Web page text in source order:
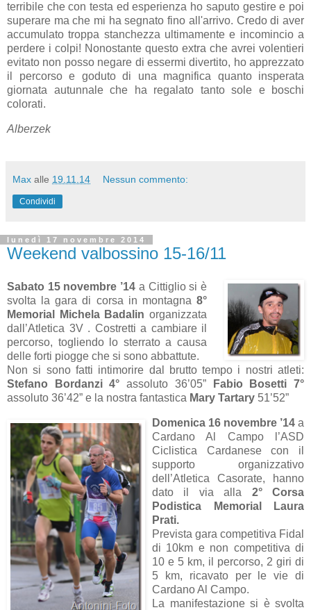
terribile che con testa ed esperienza ho saputo gestire e poi
superare ma che mi ha segnato fino all'arrivo. Credo di aver
accumulato troppa stanchezza ultimamente e incomincio a
perdere i colpi! Nonostante questo extra che avrei volentieri
evitato non posso negare di essermi divertito, ho apprezzato
il percorso e goduto di una magnifica quanto insperata
giornata autunnale che ha regalato tanto sole e boschi
colorati.
Alberzek
Max alle 19.11.14 Nessun commento:
Condividi
lunedì 17 novembre 2014
Weekend valbossino 15-16/11
Sabato 15 novembre ’14 a Cittiglio si è
svolta la gara di corsa in montagna 8°
Memorial Michela Badalin organizzata
dall’Atletica 3V . Costretti a cambiare il
percorso, togliendo lo sterrato a causa
delle forti piogge che si sono abbattute.
Non si sono fatti intimorire dal brutto tempo i nostri atleti:
Stefano Bordanzi 4° assoluto 36’05”
Fabio Bosetti 7°
assoluto 36’42” e la nostra fantastica Mary Tartary 51’52”
Domenica 16 novembre ’14 a
Cardano Al Campo l’ASD
Ciclistica Cardanese con il
supporto organizzativo
dell’Atletica Casorate, hanno
dato il via alla 2° Corsa
Podistica Memorial Laura
Prati.
Prevista gara competitiva Fidal
di 10km e non competitiva di
10 e 5 km, il percorso, 2 giri di
5 km, ricavato per le vie di
Cardano Al Campo.
La manifestazione si è svolta